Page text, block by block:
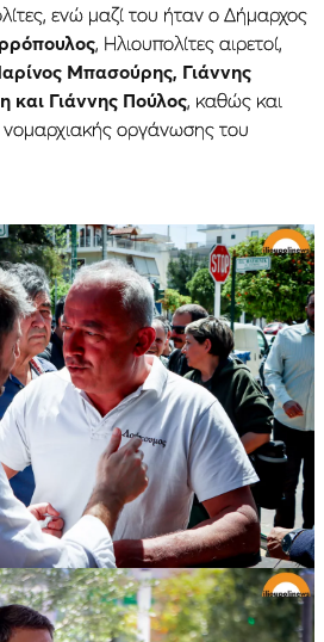
ενώ μαζί του ήταν ο Δήμαρχος
, Ηλιουπολίτες αιρετοί,
Μπασούρης, Γιάννης
και Γιάννης Πούλος, καθώς και
νομαρχιακής οργάνωσης του